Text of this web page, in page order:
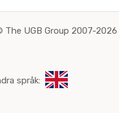
The UGB Group 2007-2026
språk: